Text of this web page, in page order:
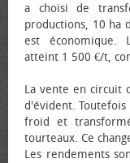
a choisi de
productions, 10 ha
est économique.
atteint 1 500 €/t,
La vente en circuit
d'évident. Toutefois
froid et
tourteaux. Ce
Les rendements